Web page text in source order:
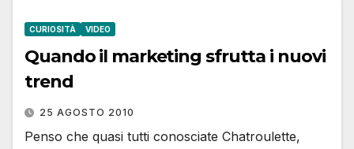
CURIOSITÀ VIDEO
Quando il marketing sfrutta i nuovi
trend
25 AGOSTO 2010
Penso che quasi tutti conosciate Chatroulette,